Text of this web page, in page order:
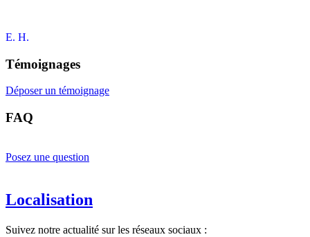
E. H.
Témoignages
Déposer un témoignage
FAQ
Posez une question
Localisation
Suivez notre actualité sur les réseaux sociaux :